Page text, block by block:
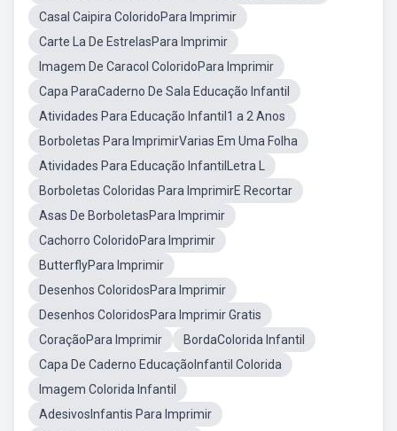
Casal Caipira ColoridoPara Imprimir
Carte La De EstrelasPara Imprimir
Imagem De Caracol ColoridoPara Imprimir
Capa ParaCaderno De Sala Educação Infantil
Atividades Para Educação Infantil1 a 2 Anos
Borboletas Para ImprimirVarias Em Uma Folha
Atividades Para Educação InfantilLetra L
Borboletas Coloridas Para ImprimirE Recortar
Asas De BorboletasPara Imprimir
Cachorro ColoridoPara Imprimir
ButterflyPara Imprimir
Desenhos ColoridosPara Imprimir
Desenhos ColoridosPara Imprimir Gratis
CoraçãoPara Imprimir
BordaColorida Infantil
Capa De Caderno EducaçãoInfantil Colorida
Imagem Colorida Infantil
AdesivosInfantis Para Imprimir